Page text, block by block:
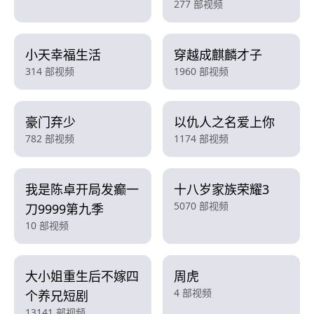
277 部视频
小天幸福生活
314 部视频
穿越成麒麟才子
1960 部视频
豪门弃少
782 部视频
以仇人之名爱上你
1174 部视频
我是陈卓开局发癫一
刀9999第九季
10 部视频
十八岁家族荣耀3
5070 部视频
大小姐重生后不嫁四
个养兄短剧
周虎
4 部视频